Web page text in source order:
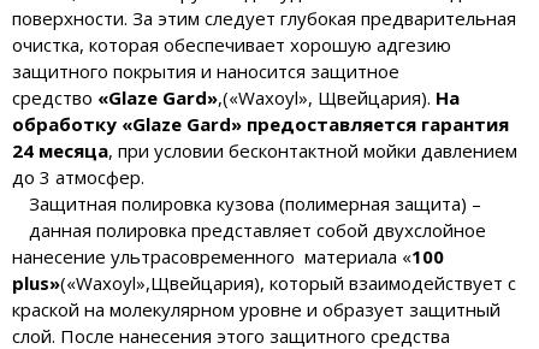
поверхности. За этим следует глубокая предварительная
очистка, которая обеспечивает хорошую адгезию
защитного покрытия и наносится защитное
средство «Glaze Gard»,(«Waxoyl», Щвейцария). На
обработку «Glaze Gard» предоставляется гарантия
24 месяца, при условии бесконтактной мойки давлением
до 3 атмосфер.
Защитная полировка кузова (полимерная защита) –
данная полировка представляет собой двухслойное
нанесение ультрасовременного материала «100
plus»(«Waxoyl»,Щвейцария), который взаимодействует с
краской на молекулярном уровне и образует защитный
слой. После нанесения этого защитного средства